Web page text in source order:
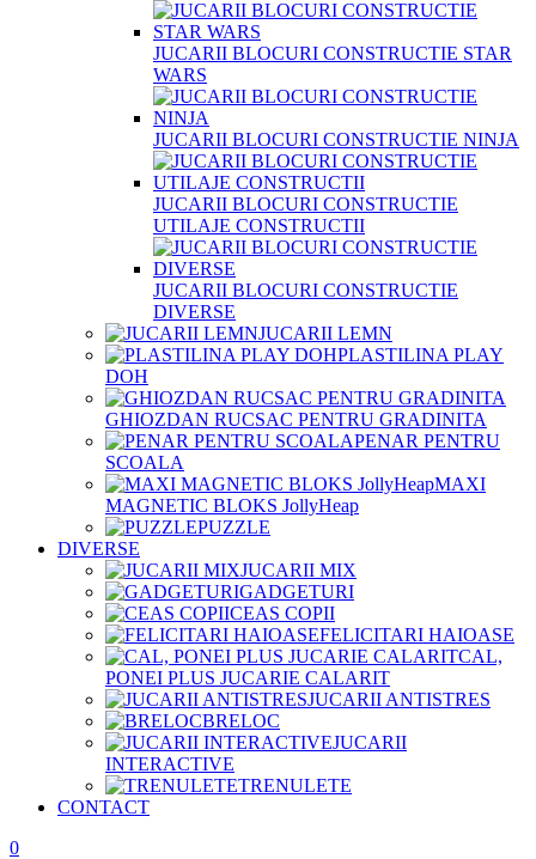
JUCARII BLOCURI CONSTRUCTIE STAR
WARS
JUCARII BLOCURI CONSTRUCTIE NINJA
JUCARII BLOCURI CONSTRUCTIE
UTILAJE CONSTRUCTII
JUCARII BLOCURI CONSTRUCTIE
DIVERSE
JUCARII LEMN
PLASTILINA PLAY
DOH
GHIOZDAN RUCSAC PENTRU GRADINITA
PENAR PENTRU
SCOALA
MAXI
MAGNETIC BLOKS JollyHeap
PUZZLE
DIVERSE
JUCARII MIX
GADGETURI
CEAS COPII
FELICITARI HAIOASE
CAL,
PONEI PLUS JUCARIE CALARIT
JUCARII ANTISTRES
BRELOC
JUCARII
INTERACTIVE
TRENULETE
CONTACT
0